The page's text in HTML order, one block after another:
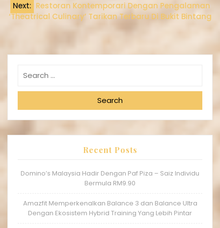
Next: Restoran Kontemporari Dengan Pengalaman
‘Theatrical Culinary’ Tarikan Terbaru Di Bukit Bintang
Search
Recent Posts
Domino’s Malaysia Hadir Dengan Paf Piza – Saiz Individu
Bermula RM9.90
Amazfit Memperkenalkan Balance 3 dan Balance Ultra
Dengan Ekosistem Hybrid Training Yang Lebih Pintar